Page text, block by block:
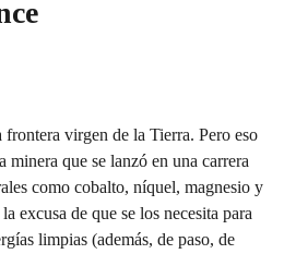
virgen de la Tierra. Pero eso
que se lanzó en una carrera
como cobalto, níquel, magnesio y
excusa de que se los necesita para
limpias (además, de paso, de